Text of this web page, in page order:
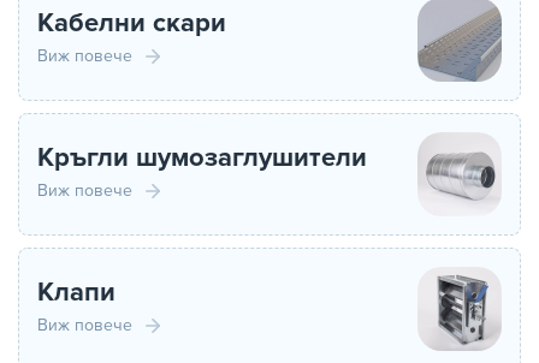
Кабелни скари
Виж повече
Кръгли шумозаглушители
Виж повече
Клапи
Виж повече